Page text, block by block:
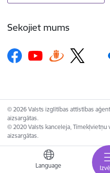
Language
Sekojiet mums
© 2026 Valsts izglītības attīstības
aizsargātas.
© 2020 Valsts kanceleja,
aizsargātas.